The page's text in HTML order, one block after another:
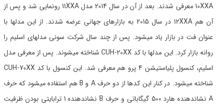
10XXA معرفی شدند. بعد از آن در سال 2014 مدل 11XXA رونمایی شد و پس از
آن هم 12XXA در سال 2015 به بازارهای جهانی عرضه شدند. از این مدلها با
عنوان فت در بازار یاد میشود. پس از چند سال شرکت سونی مدلهای اسلیم را
روانه بازار کرد. این مدلها با کد CUH-20XX شناخته میشوند. پس از معرفی مدل
اسلیم، کنسول پلیاستیشن 4 پرو هم معرفی شد. این کنسول با کد CUH-70XX
شناخته میشود. در کنار این کدها از دو حرف A و B هم استفاده میشود که حرف
A نشاندهنده هارد 500 گیگاباتی و حرف B نشاندهنده 1 ترابایتی بودن ظرفیت